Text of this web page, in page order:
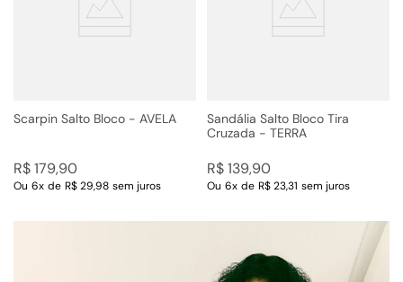
Scarpin Salto Bloco - AVELA
R$179,90
Ou 6x de R$ 29,98 sem juros
Sandália Salto Bloco Tira
Cruzada - TERRA
R$139,90
Ou 6x de R$ 23,31 sem juros